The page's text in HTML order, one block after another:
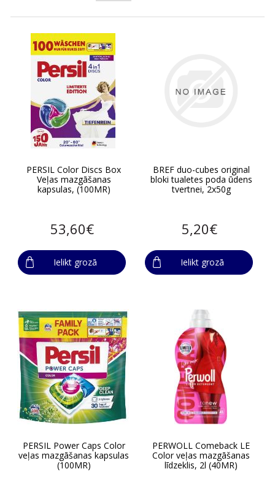
PERSIL Color Discs Box
Veļas mazgāšanas
kapsulas, (100MR)
53,60€
Ielikt grozā
BREF duo-cubes original
bloki tualetes poda ūdens
tvertnei, 2x50g
5,20€
Ielikt grozā
PERSIL Power Caps Color
veļas mazgāšanas kapsulas
(100MR)
PERWOLL Comeback LE
Color veļas mazgāšanas
līdzeklis, 2l (40MR)